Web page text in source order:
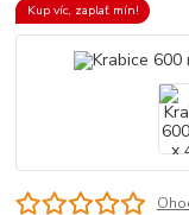
Kup víc, zaplať mín!